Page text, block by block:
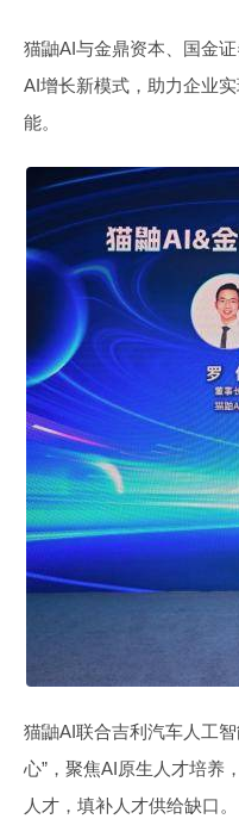
猫鼬AI与金鼎资本、国金
AI增长新模式，助力企业
能。
猫鼬AI联合吉利汽车人工
心”，聚焦AI原生人才培养
人才，填补人才供给缺口。